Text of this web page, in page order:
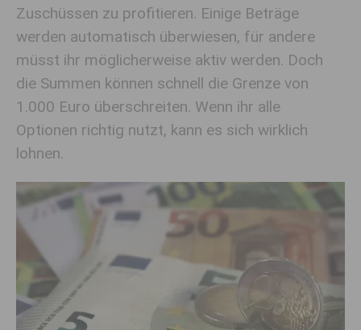
Zuschüssen zu profitieren. Einige Beträge
werden automatisch überwiesen, für andere
müsst ihr möglicherweise aktiv werden. Doch
die Summen können schnell die Grenze von
1.000 Euro überschreiten. Wenn ihr alle
Optionen richtig nutzt, kann es sich wirklich
lohnen.